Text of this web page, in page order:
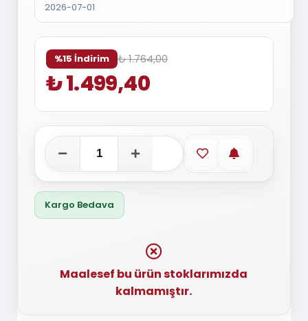
2026-07-01
%15 İndirim ₺ 1.764,00
₺ 1.499,40
Favorilere ekle
Stoğa
Kargo Bedava
Maalesef bu ürün stoklarımızda
kalmamıştır.